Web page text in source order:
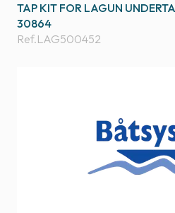
TAP KIT FOR LAGUN
30864
Ref.LAG500452